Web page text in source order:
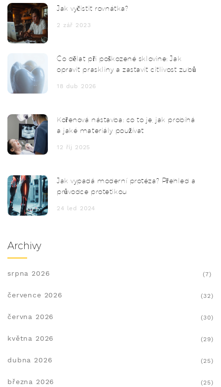
Jak vyčistit rovnátka?
2 zář 2023
Co dělat při poškozené sklovine: Jak
opravit praskliny a zastavit citlivost zubů
18 dub 2026
Kořenová nástavba: co to je, jak probíhá
a jaké materiály používat
12 říj 2025
Jak vypadá moderní protéza? Přehled a
průvodce protetikou
24 led 2024
Archivy
srpna 2026 (7)
července 2026 (32)
června 2026 (30)
května 2026 (29)
dubna 2026 (25)
března 2026 (25)